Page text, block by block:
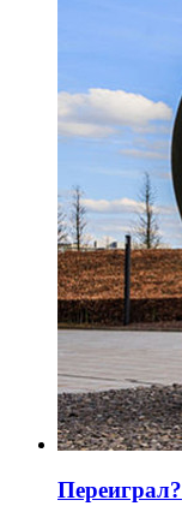
Переиграл?